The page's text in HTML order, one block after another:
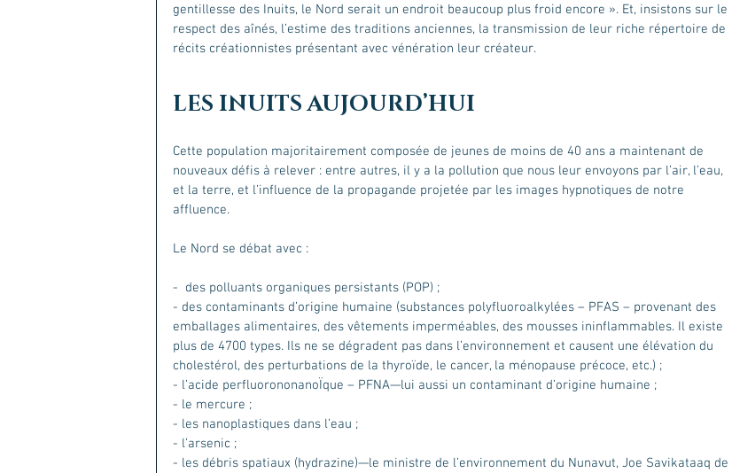
gentillesse des Inuits, le Nord serait un endroit beaucoup plus froid encore ». Et, insistons sur le
respect des aînés, l’estime des traditions anciennes, la transmission de leur riche répertoire de
récits créationnistes présentant avec vénération leur créateur.
LES INUITS AUJOURD’HUI
Cette population majoritairement composée de jeunes de moins de 40 ans a maintenant de
nouveaux défis à relever : entre autres, il y a la pollution que nous leur envoyons par l’air, l’eau,
et la terre, et l’influence de la propagande projetée par les images hypnotiques de notre
affluence.
Le Nord se débat avec :
-  des polluants organiques persistants (POP) ;
- des contaminants d’origine humaine (substances polyfluoroalkylées – PFAS – provenant des
emballages alimentaires, des vêtements imperméables, des mousses ininflammables. Il existe
plus de 4700 types. Ils ne se dégradent pas dans l’environnement et causent une élévation du
cholestérol, des perturbations de la thyroïde, le cancer, la ménopause précoce, etc.) ;
- l’acide perfluorononanoÏque – PFNA—lui aussi un contaminant d’origine humaine ;
- le mercure ;
- les nanoplastiques dans l’eau ;
- l’arsenic ;
- les débris spatiaux (hydrazine)—le ministre de l’environnement du Nunavut, Joe Savikataaq de